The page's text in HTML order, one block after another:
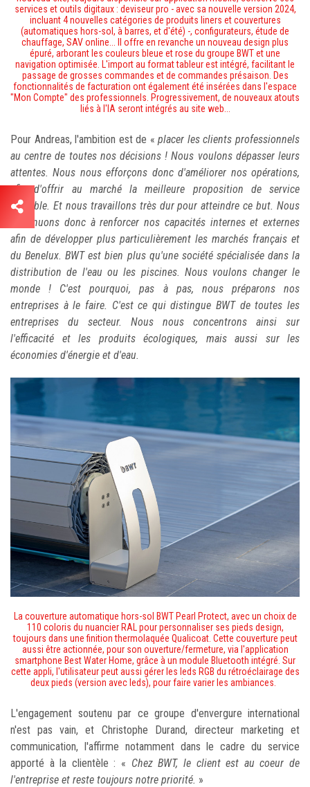
services et outils digitaux : deviseur pro - avec sa nouvelle version 2024,
incluant 4 nouvelles catégories de produits liners et couvertures
(automatiques hors-sol, à barres, et d'été) -, configurateurs, étude de
chauffage, SAV online... Il offre en revanche un nouveau design plus
épuré, arborant les couleurs bleue et rose du groupe BWT et une
navigation optimisée. L'import au format tableur est intégré, facilitant le
passage de grosses commandes et de commandes présaison. Des
fonctionnalités de facturation ont également été insérées dans l'espace
"Mon Compte" des professionnels. Progressivement, de nouveaux atouts
liés à l'IA seront intégrés au site web...
Pour Andreas, l'ambition est de «placer les clients professionnels
au centre de toutes nos décisions ! Nous voulons dépasser leurs
attentes. Nous nous efforçons donc d'améliorer nos opérations,
afin d'offrir au marché la meilleure proposition de service
possible. Et nous travaillons très dur pour atteindre ce but. Nous
continuons donc à renforcer nos capacités internes et externes
afin de développer plus particulièrement les marchés français et
du Benelux. BWT est bien plus qu'une société spécialisée dans la
distribution de l'eau ou les piscines. Nous voulons changer le
monde ! C'est pourquoi, pas à pas, nous préparons nos
entreprises à le faire. C'est ce qui distingue BWT de toutes les
entreprises du secteur. Nous nous concentrons ainsi sur
l'efficacité et les produits écologiques, mais aussi sur les
économies d'énergie et d'eau.
La couverture automatique hors-sol BWT Pearl Protect, avec un choix de
110 coloris du nuancier RAL
pour personnaliser ses pieds design,
toujours dans une finition thermolaquée Qualicoat. Cette couverture peut
aussi être actionnée, pour son ouverture/fermeture, via l'application
smartphone Best Water Home, grâce à un module Bluetooth intégré. Sur
cette appli, l'utilisateur peut aussi gérer les leds RGB du rétroéclairage des
deux pieds (version avec leds), pour faire varier les ambiances.
L'engagement soutenu par ce groupe d'envergure international
n'est pas vain, et Christophe Durand, directeur marketing et
communication, l'affirme notamment dans le cadre du service
apporté à la clientèle : « Chez BWT, le client est au coeur de
l'entreprise et reste toujours notre priorité. »